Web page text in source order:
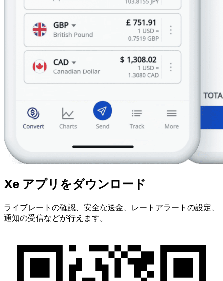
Xe アプリをダウンロード
ライブレートの確認、安全な送金、レートアラートの設定、
通知の受信などが行えます。